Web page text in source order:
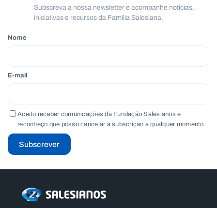
Subscreva a nossa newsletter e acompanhe notícias,
iniciativas e recursos da Família Salesiana.
Nome
E-mail
Aceito receber comunicações da Fundação Salesianos e
reconheço que posso cancelar a subscrição a qualquer momento.
Subscrever